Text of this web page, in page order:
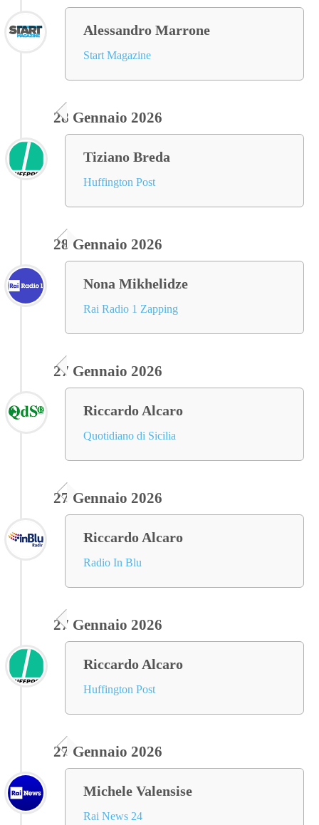
Alessandro Marrone
Start Magazine
28 Gennaio 2026
Tiziano Breda
Huffington Post
28 Gennaio 2026
Nona Mikhelidze
Rai Radio 1 Zapping
27 Gennaio 2026
Riccardo Alcaro
Quotidiano di Sicilia
27 Gennaio 2026
Riccardo Alcaro
Radio In Blu
27 Gennaio 2026
Riccardo Alcaro
Huffington Post
27 Gennaio 2026
Michele Valensise
Rai News 24